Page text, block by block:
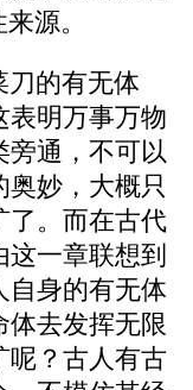
源。
刀的有无体
表明万事万物
旁通，不可以
妙，大概只
了。而在古代
一章联想到
自身的有无体
体去发挥无限
呢？古人有古